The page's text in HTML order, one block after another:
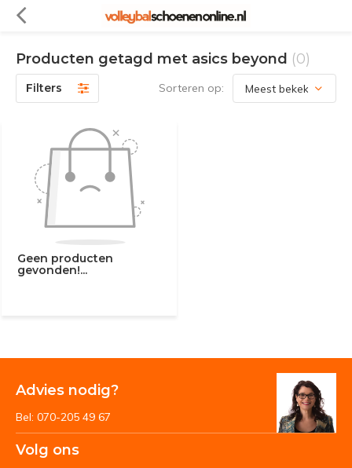
Producten getagd met asics beyond (0)
Filters Sorteren op:
Geen producten
gevonden!...
Advies nodig?
Bel: 070-205 49 67
Volg ons